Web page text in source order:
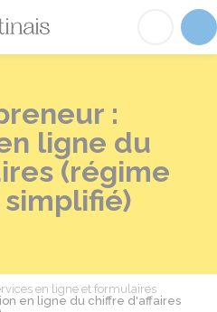
Fréville-du-
:
ligne du
(régime
en ligne et formulaires
en ligne du chiffre d'affaires